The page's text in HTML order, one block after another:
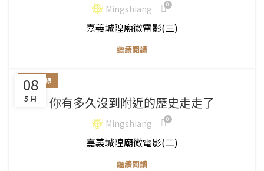
Mingshiang 0
嘉義城隍廟微電影(三)
繼續閱讀
08
5 月
影片紀錄
你有多久沒到附近的歷史走走了
Mingshiang 0
嘉義城隍廟微電影(二)
繼續閱讀